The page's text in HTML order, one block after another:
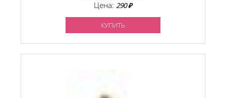
Цена: 290 ₽
КУПИТЬ